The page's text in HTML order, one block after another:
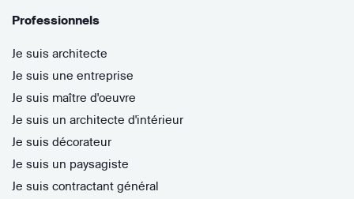
Professionnels
Je suis architecte
Je suis une entreprise
Je suis maître d'oeuvre
Je suis un architecte d'intérieur
Je suis décorateur
Je suis un paysagiste
Je suis contractant général